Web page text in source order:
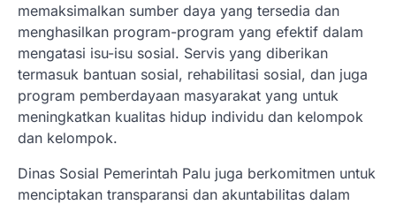
memaksimalkan sumber daya yang tersedia dan
menghasilkan program-program yang efektif dalam
mengatasi isu-isu sosial. Servis yang diberikan
termasuk bantuan sosial, rehabilitasi sosial, dan juga
program pemberdayaan masyarakat yang untuk
meningkatkan kualitas hidup individu dan kelompok
dan kelompok.
Dinas Sosial Pemerintah Palu juga berkomitmen untuk
menciptakan transparansi dan akuntabilitas dalam